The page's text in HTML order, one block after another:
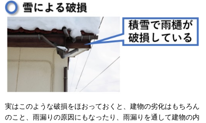
実はこのような破損をほおっておくと、建物の劣化はもちろん
のこと、雨漏りの原因にもなったり、雨漏りを通して建物の内